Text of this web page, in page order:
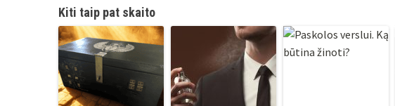
Kiti taip pat skaito